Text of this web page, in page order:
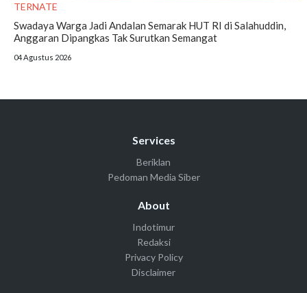
TERNATE
Swadaya Warga Jadi Andalan Semarak HUT RI di Salahuddin,
Anggaran Dipangkas Tak Surutkan Semangat
04 Agustus 2026
Services
Beriklan
Pedoman Media Siber
About
Indotimur
Redaksi
Privacy Policy
Disclaimer